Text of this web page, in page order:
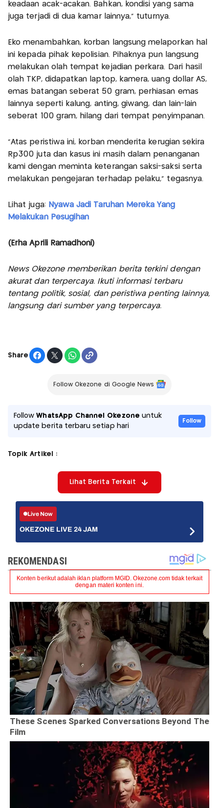
keadaan acak-acakan. Bahkan, kondisi yang sama
juga terjadi di dua kamar lainnya," tuturnya.
Eko menambahkan, korban langsung melaporkan hal
ini kepada pihak kepolisian. Pihaknya pun langsung
melakukan olah tempat kejadian perkara. Dari hasil
olah TKP, didapatkan laptop, kamera, uang dollar AS,
emas batangan seberat 50 gram, perhiasan emas
lainnya seperti kalung, anting, giwang, dan lain-lain
seberat 100 gram, hilang dari tempat penyimpanan.
"Atas peristiwa ini, korban menderita kerugian sekira
Rp300 juta dan kasus ini masih dalam penanganan
kami dengan meminta keterangan saksi-saksi serta
melakukan pengejaran terhadap pelaku," tegasnya.
Lihat juga: Nyawa Jadi Taruhan Mereka Yang
Melakukan Pesugihan
(Erha Aprili Ramadhoni)
News Okezone memberikan berita terkini dengan
akurat dan terpercaya. Ikuti informasi terbaru
tentang politik, sosial, dan peristiwa penting lainnya,
langsung dari sumber yang terpercaya.
Share
Follow Okezone di Google News
FollowWhatsApp Channel Okezone untuk
update berita terbaru setiap hari
Follow
Topik Artikel :
Lihat Berita Terkait
Live Now
OKEZONE LIVE 24 JAM